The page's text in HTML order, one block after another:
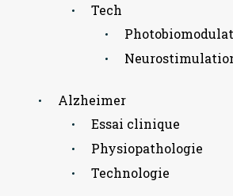
Tech
Alzheimer
Essai clinique
Physiopathologie
Technologie